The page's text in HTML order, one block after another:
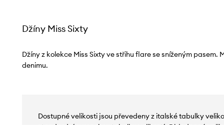
Džíny Miss Sixty
Džíny z kolekce Miss Sixty ve střihu flare se sníženým pasem.
denimu.
Dostupné velikosti jsou převedeny z italské tabulky